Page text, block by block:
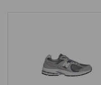
new balance, 2002R,
balance sneakerit